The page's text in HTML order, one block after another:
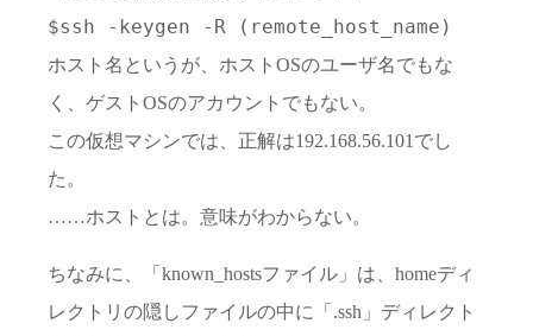
$ssh -keygen -R (remote_host_name)
ホスト名というが、ホストOSのユーザ名でもな
く、ゲストOSのアカウントでもない。
この仮想マシンでは、正解は192.168.56.101でし
た。
……ホストとは。意味がわからない。
ちなみに、「known_hostsファイル」は、homeディ
レクトリの隠しファイルの中に「.ssh」ディレクト